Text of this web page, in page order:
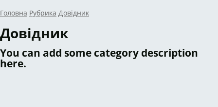
Головна Рубрика Довідник
Довідник
You can add some category description
here.